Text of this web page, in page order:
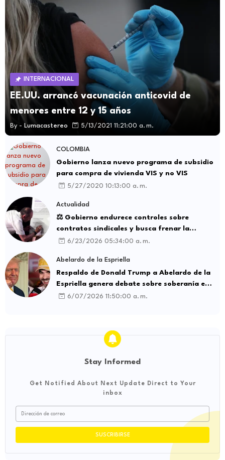
INTERNACIONAL
EE.UU. arrancó vacunación anticovid de
menores entre 12 y 15 años
By - Lumacastereo 5/13/2021 11:21:00 a. m.
COLOMBIA
Gobierno lanza nuevo programa de subsidio
para compra de vivienda VIS y no VIS
5/27/2020 10:13:00 a. m.
Actualidad
⚖️ Gobierno endurece controles sobre
contratos sindicales y busca frenar la
intermediación laboral ilegal
6/23/2026 05:34:00 a. m.
Abelardo de la Espriella
Respaldo de Donald Trump a Abelardo de la
Espriella genera debate sobre soberanía e
influencia internacional
6/07/2026 11:50:00 a. m.
Stay Informed
Get Notified About Next Update Direct to Your
inbox